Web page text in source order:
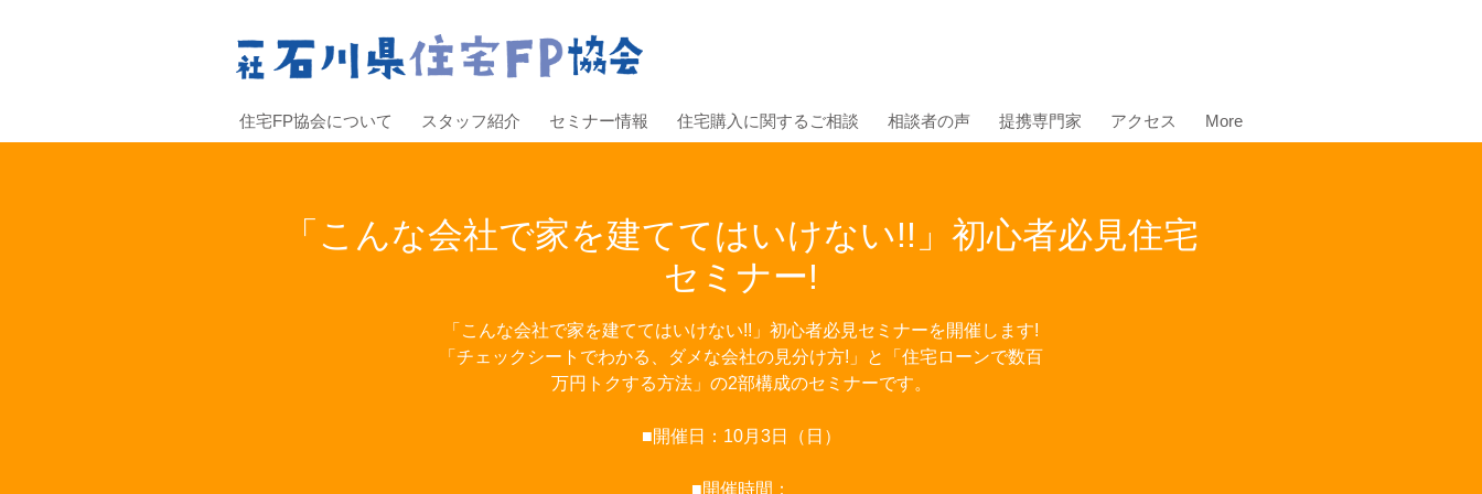
住宅FP協会について スタッフ紹介 セミナー情報 住宅購入に関するご相談 相談者の声 提携専門家 アクセス More
「こんな会社で家を建ててはいけない!!」初心者必見住宅
セミナー!
「こんな会社で家を建ててはいけない!!」初心者必見セミナーを開催します!
「チェックシートでわかる、ダメな会社の見分け方!」と「住宅ローンで数百
万円トクする方法」の2部構成のセミナーです。
■開催日：10月3日（日）
■開催時間：